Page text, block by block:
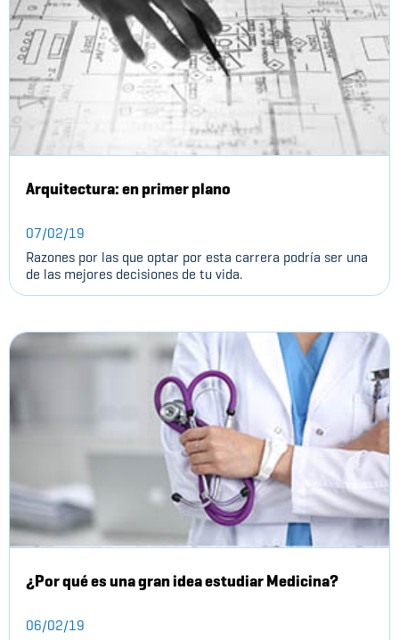
Arquitectura: en primer plano
07/02/19
Razones por las que optar por esta carrera podría ser una
de las mejores decisiones de tu vida.
¿Por qué es una gran idea estudiar Medicina?
06/02/19